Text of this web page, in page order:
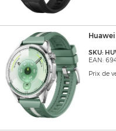
Huawei
SKU:
EAN:
Prix de